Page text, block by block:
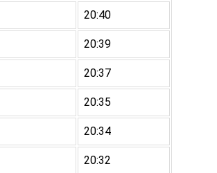
20:40
20:39
20:37
20:35
20:34
20:32